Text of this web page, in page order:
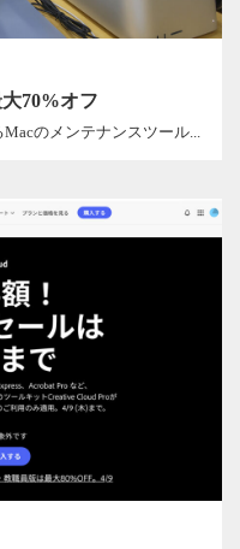
70%オフ
のメンテナンスツール...